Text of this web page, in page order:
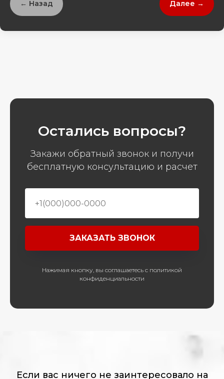
← Назад Далее →
Остались вопросы?
Закажи обратный звонок и получи
бесплатную консультацию и расчет
ЗАКАЗАТЬ ЗВОНОК
Нажимая кнопку, вы соглашаетесь с политикой
конфиденциальности
Если вас ничего не заинтересовало на